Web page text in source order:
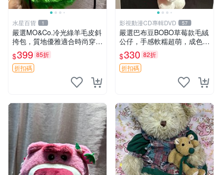
水星百貨 1
嚴選MO&Co.冷光綠羊毛皮斜
挎包，質地優雅適合時尚穿搭
冷光綠 皮包 斜挎包
$399 85折
折扣碼
影視動漫CD專輯DVD 57
嚴選巴布豆BOBO草莓款毛絨
公仔，手感軟糯超萌，成色優
良適合作為收藏品或包包配
飾。可視頻確認詳情。 巴布
豆 BOBO 草莓 毛絨公仔 收藏
$330 82折
折扣碼